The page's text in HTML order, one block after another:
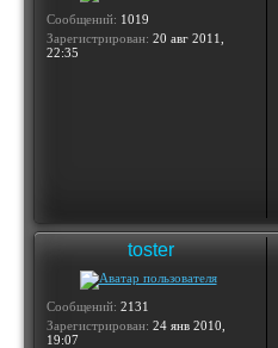
Сообщений: 1019
Зарегистрирован: 20 авг 2011,
22:35
toster
Сообщений: 2131
Зарегистрирован: 24 янв 2010,
19:07